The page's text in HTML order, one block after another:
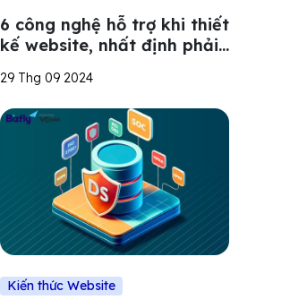
6 công nghệ hỗ trợ khi thiết
kế website, nhất định phải
29 Thg 09 2024
Kiến thức Website